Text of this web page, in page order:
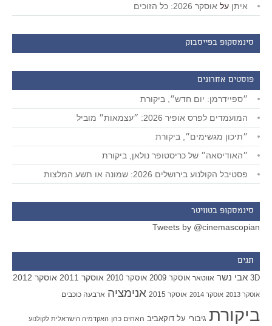
איתן על אוסקר 2026: כל הזוכים
סינמסקופ בפייסבוק
פוסטים אחרונים
״ספיידרמן: יום חדש״, ביקורת
המועמדים לפרס אופיר 2026: ״עצמאות״ מוביל
״תיכון מגשימים״, ביקורת
״האודיסאה״ של כריסטופר נולאן, ביקורת
פסטיבל הקולנוע בירושלים 2026: שמונה או תשע המלצות
סינמסקופ בטוויטר
Tweets by @cinemascopian
תגים
3D אבי נשר אווטאר אוסקר 2009 אוסקר 2010 אוסקר 2011 אוסקר 2012
אוסקר 2013 אוסקר 2014 אוסקר 2015 אנימציה ארבעה כוכבים
ביקורת גיבורי על דוקאביב האחים כהן האקדמיה הישראלית לקולנוע